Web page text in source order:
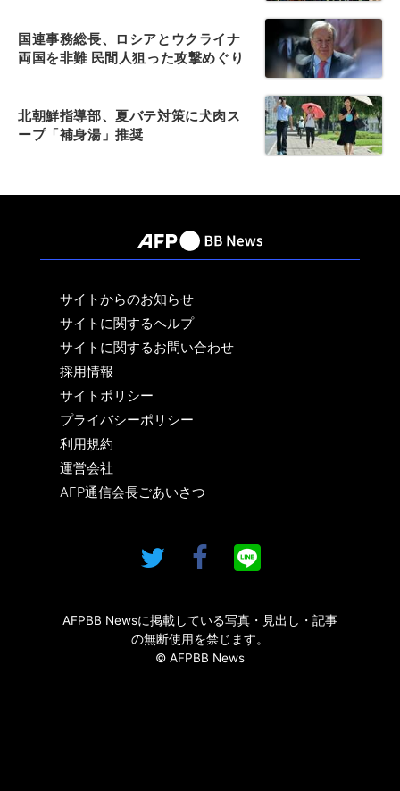
国連事務総長、ロシアとウクライナ
両国を非難 民間人狙った攻撃めぐり
北朝鮮指導部、夏バテ対策に犬肉ス
ープ「補身湯」推奨
サイトからのお知らせ
サイトに関するヘルプ
サイトに関するお問い合わせ
採用情報
サイトポリシー
プライバシーポリシー
利用規約
運営会社
AFP通信会長ごあいさつ
AFPBB Newsに掲載している写真・見出し・記事
の無断使用を禁じます。
© AFPBB News